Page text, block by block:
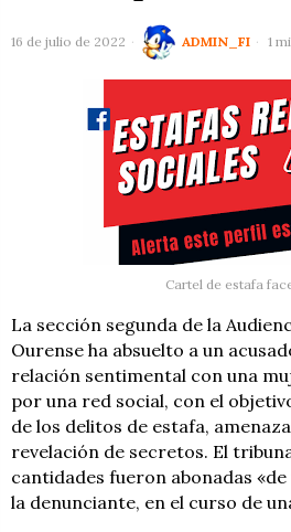
16 de julio de 2022 ADMIN_FI 1
Cartel de estafa
La sección segunda de la
Ourense ha absuelto a un
relación sentimental con una
por una red social, con el
de los delitos de estafa,
revelación de secretos. El
cantidades fueron abonadas
la denunciante, en el curso de